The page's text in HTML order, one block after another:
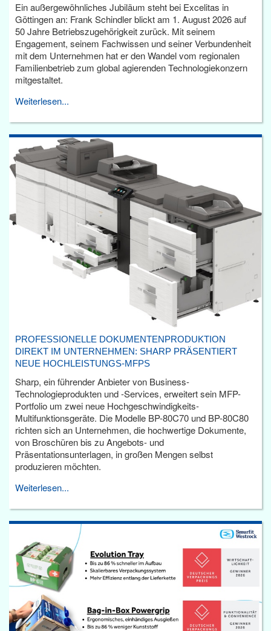
Ein außergewöhnliches Jubiläum steht bei Excelitas in
Göttingen an: Frank Schindler blickt am 1. August 2026 auf
50 Jahre Betriebszugehörigkeit zurück. Mit seinem
Engagement, seinem Fachwissen und seiner Verbundenheit
mit dem Unternehmen hat er den Wandel vom regionalen
Familienbetrieb zum global agierenden Technologiekonzern
mitgestaltet.
Weiterlesen...
PROFESSIONELLE DOKUMENTENPRODUKTION
DIREKT IM UNTERNEHMEN: SHARP PRÄSENTIERT
NEUE HOCHLEISTUNGS-MFPS
Sharp, ein führender Anbieter von Business-
Technologieprodukten und -Services, erweitert sein MFP-
Portfolio um zwei neue Hochgeschwindigkeits-
Multifunktionsgeräte. Die Modelle BP-80C70 und BP-80C80
richten sich an Unternehmen, die hochwertige Dokumente,
von Broschüren bis zu Angebots- und
Präsentationsunterlagen, in großen Mengen selbst
produzieren möchten.
Weiterlesen...